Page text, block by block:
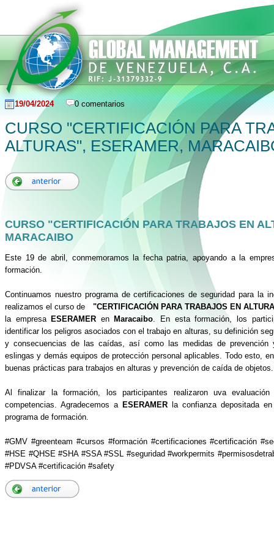
19/04/2024 0 comentarios
CURSO "CERTIFICACIÓN PARA
ALTURAS", ESERAMER,
CURSO "CERTIFICACIÓN PARA TRABAJOS EN
MARACAIBO
Este 19 de abril, conmemoramos la fecha patria, apoyando a la
formación.
Continuamos nuestro programa de certificaciones de seguridad para la
realizamos el curso de
"CERTIFICACIÓN PARA TRABAJOS EN
la empresaESERAMER enMaracaibo . En esta formación, los
identificar los peligros asociados con el trabajo en alturas, su definición
y consecuencias de las caídas, así como las medidas de prevención
eslingas y demás equipos de protección personal aplicables. Todo esto,
buenas prácticas para trabajos en alturas y prevención de caída de objetos.
Al finalizar la formación, los participantes realizaron uva
competencias. Agradecemos a ESERAMER la confianza depositada
programa de formación.
#GMV #greenteam #cursos #formación #certificaciones #certificación
#HSE #QHSE #SHA #SSA #SSL #seguridad #workpermits
#PDVSA #certificación #safety